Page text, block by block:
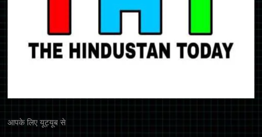
आपके लिए यूट्यूब से